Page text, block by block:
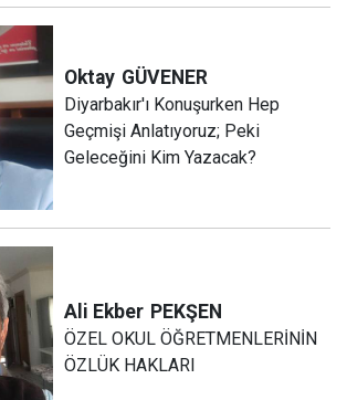
Oktay GÜVENER
Diyarbakır'ı Konuşurken Hep
Geçmişi Anlatıyoruz; Peki
Geleceğini Kim Yazacak?
Ali Ekber PEKŞEN
ÖZEL OKUL ÖĞRETMENLERİNİN
ÖZLÜK HAKLARI